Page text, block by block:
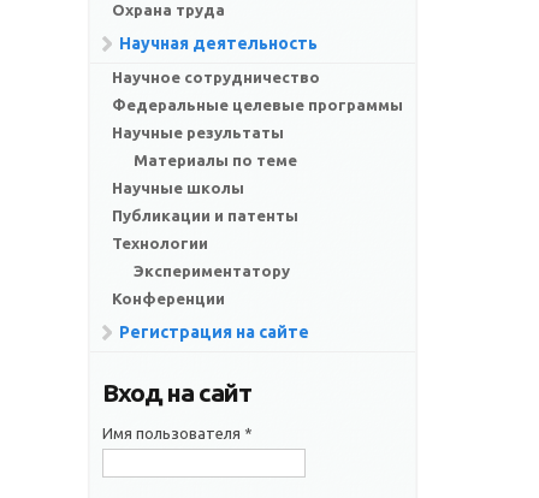
Охрана труда
Научная деятельность
Научное сотрудничество
Федеральные целевые программы
Научные результаты
Материалы по теме
Научные школы
Публикации и патенты
Технологии
Экспериментатору
Конференции
Регистрация на сайте
Вход на сайт
Имя пользователя *